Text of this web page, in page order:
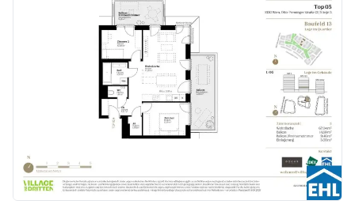
* ein Freiraumzimmer mit verschiebbaren Lochblech-Elementen für Privatsphäre und Beschattung
* ein überdachter Balkon mit Nurglasbrüstung
Trockenen Fußes kommt man über der zentralen überdachten Gang vom Haupteingang in der Otto- Preminger- Straße zu den zwei hinteren Gebäuden bis zur Hilde-Güden-Promenade und dem direkten Zugang zum Park. Der Gang wird mit großzügigen Öffnungen zu den von oben belichtet und belüftet abgesetzten Atriumhöfe aufgeweitet. PKW und Fahrradgarage, Müllraum und Kinderwagenabstellräume sind ebenfalls unmittelbar über diesen zentralen Gang erreichbar. Zusätzliche Eingänge auf der Ebene des Parks ermöglichen gute fußläufige Zugänglichkeit aus allen Richtungen.
Architektonische Highlights
Die Architektur kombiniert urbane Klarheit mit wohnlicher Atmosphäre – ideal für alle, die mitten in der Stadt zuhause sein möchten und dennoch Rückzugsräume schätzen.
* Atriumhöfe bringen Licht und Luft ins Gebäudeinnere
* Klinkerfassade mit verglasten Balkonen – hochwertig, modern und charakterstark
* Vertikale Begrünung, begrünte Erschließungsgänge und bepflanzte Innenhöfe sorgen für Wohlfühlatmosphäre im Freien.